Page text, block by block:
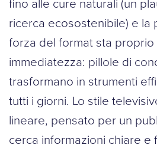
ricerca ecosostenibile) e la
forza del format sta proprio
immediatezza: pillole di
trasformano in strumenti
tutti i giorni. Lo stile
lineare, pensato per un
cerca informazioni chiare e